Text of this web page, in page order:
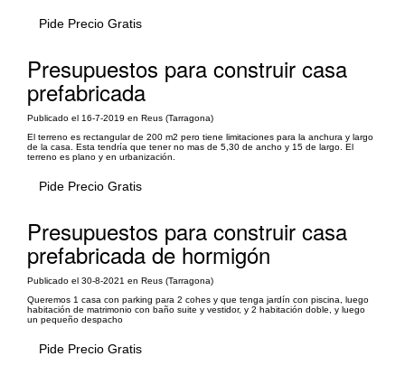
Pide Precio Gratis
Presupuestos para construir casa
prefabricada
Publicado el 16-7-2019 en Reus (Tarragona)
El terreno es rectangular de 200 m2 pero tiene limitaciones para la anchura y largo
de la casa. Esta tendría que tener no mas de 5,30 de ancho y 15 de largo. El
terreno es plano y en urbanización.
Pide Precio Gratis
Presupuestos para construir casa
prefabricada de hormigón
Publicado el 30-8-2021 en Reus (Tarragona)
Queremos 1 casa con parking para 2 cohes y que tenga jardín con piscina, luego
habitación de matrimonio con baño suite y vestidor, y 2 habitación doble, y luego
un pequeño despacho
Pide Precio Gratis